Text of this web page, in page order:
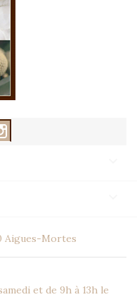
Instagram
Aigues-Mortes
et de 9h à 13h le